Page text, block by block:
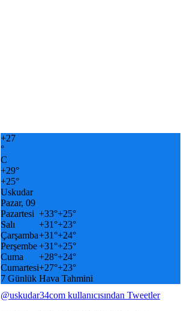
+27
°
C
+29°
+25°
Uskudar
Pazar, 09
Pazartesi +33°+25°
Salı
+31°+23°
Çarşamba+31°+24°
Perşembe+31°+25°
Cuma
+28°+24°
Cumartesi+27°+23°
7 Günlük Hava Tahmini
@uskudar34com kullanıcısından Tweetler